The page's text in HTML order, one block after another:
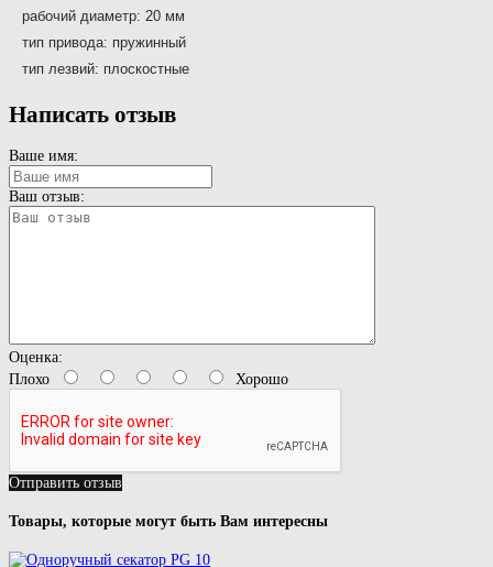
рабочий диаметр: 20 мм
тип привода: пружинный
тип лезвий: плоскостные
Написать отзыв
Ваше имя:
Ваш отзыв:
Оценка:
Плохо
Хорошо
Отправить отзыв
Товары, которые могут быть Вам интересны